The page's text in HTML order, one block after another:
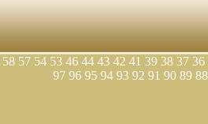
36
37
38
39
41
42
43
44
46
53
54
57
58
88
89
90
91
92
93
94
95
96
97